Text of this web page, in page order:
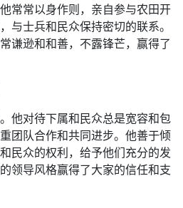
常常以身作则，亲自参与农田开
与士兵和民众保持密切的联系。
谦逊和和善，不露锋芒，赢得了
他对待下属和民众总是宽容和包
团队合作和共同进步。他善于倾
民众的权利，给予他们充分的发
领导风格赢得了大家的信任和支